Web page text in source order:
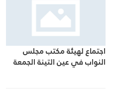
اجتماع لهيئة مكتب مجلس
النواب في عين التينة الجمعة